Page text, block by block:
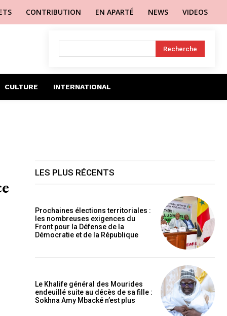
CONTRIBUTION EN APARTÉ NEWS VIDEOS
Recherche
CULTURE INTERNATIONAL
LES PLUS RÉCENTS
Prochaines élections territoriales :
les nombreuses exigences du
Front pour la Défense de la
Démocratie et de la République
Le Khalife général des Mourides
endeuillé suite au décès de sa fille :
Sokhna Amy Mbacké n’est plus